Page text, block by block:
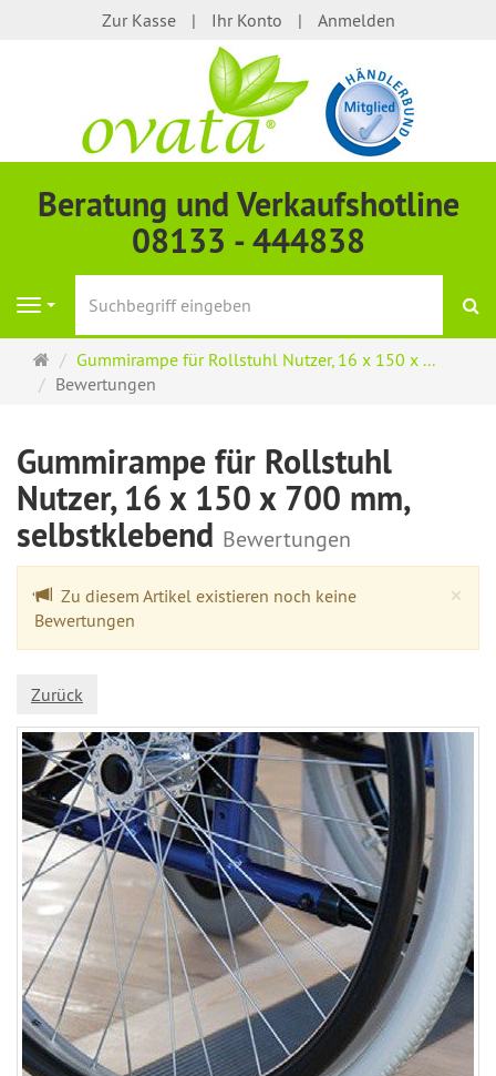
Zur Kasse Ihr Konto Anmelden
Beratung und Verkaufshotline
08133 - 444838
Navigation
Startseite
Gummirampe für Rollstuhl Nutzer, 16 x 150 x ...
Bewertungen
Gummirampe für Rollstuhl
Nutzer, 16 x 150 x 700 mm,
selbstklebend Bewertungen
×
Zu diesem Artikel existieren noch keine
Bewertungen
Zurück